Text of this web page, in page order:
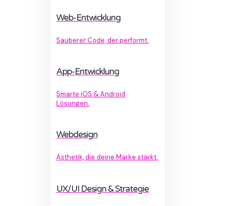
Web-Entwicklung
Sauberer Code, der performt.
App-Entwicklung
Smarte iOS & Android
Lösungen.
Webdesign
Ästhetik, die deine Marke stärkt.
UX/UI Design & Strategie